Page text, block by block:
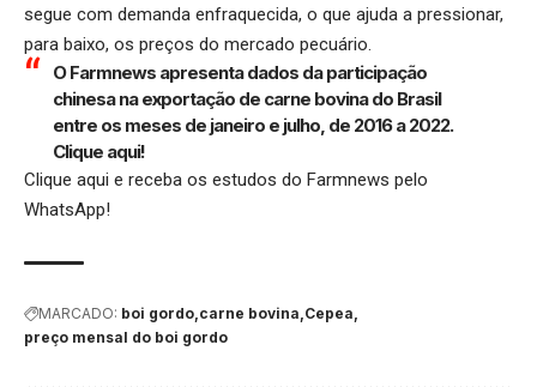
segue com demanda enfraquecida, o que ajuda a pressionar,
para baixo, os preços do mercado pecuário.
O Farmnews apresenta dados da participação
chinesa na exportação de carne bovina do Brasil
entre os meses de janeiro e julho, de 2016 a 2022.
Clique aqui!
Clique aqui e receba os estudos do Farmnews pelo
WhatsApp!
MARCADO: boi gordo carne bovina Cepea
preço mensal do boi gordo